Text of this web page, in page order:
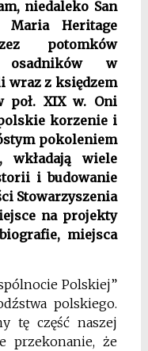
niedaleko San
Maria Heritage
potomków
osadników w
wraz z księdzem
poł. XIX w. Oni
korzenie i
pokoleniem
wiele
i budowanie
Stowarzyszenia
na projekty
miejsca
Polskiej”
polskiego.
tę część naszej
przekonanie, że